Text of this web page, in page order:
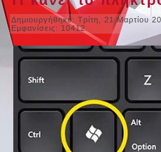
Δημιουργήθηκε: Τρίτη, 21 Μαρτίου
Εμφανίσεις: 10412